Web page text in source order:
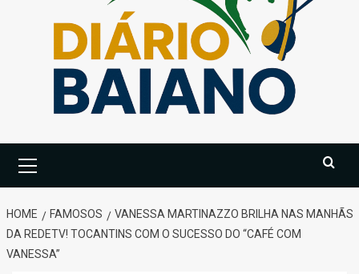
Menu
HOME FAMOSOS
VANESSA MARTINAZZO BRILHA NAS MANHÃS
DA REDETV! TOCANTINS COM O SUCESSO DO “CAFÉ COM
VANESSA”